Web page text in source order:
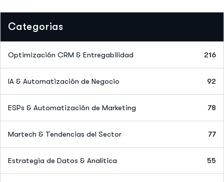
Categorias
Optimización CRM & Entregabilidad 216
IA & Automatización de Negocio 92
ESPs & Automatización de Marketing 78
Martech & Tendencias del Sector 77
Estrategia de Datos & Analítica 55